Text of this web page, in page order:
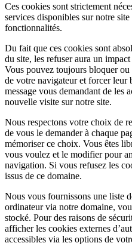
Ces cookies sont strictement
services disponibles sur notre
fonctionnalités.
Du fait que ces cookies sont
du site, les refuser aura un
Vous pouvez toujours bloquer
de votre navigateur et forcer leur
message vous demandant de les
nouvelle visite sur notre site.
Nous respectons votre choix de
de vous le demander à chaque
mémoriser ce choix. Vous êtes
vous voulez et le modifier pour
navigation. Si vous refusez les
issus de ce domaine.
Nous vous fournissons une liste
ordinateur via notre domaine,
stocké. Pour des raisons de
afficher les cookies externes
accessibles via les options de